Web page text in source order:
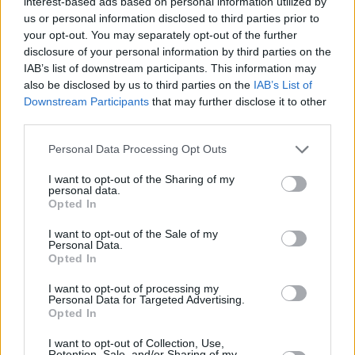
us or personal information disclosed to third parties prior to
your opt-out. You may separately opt-out of the further
disclosure of your personal information by third parties on the
IAB’s list of downstream participants. This information may
also be disclosed by us to third parties on the IAB’s List of
Downstream Participants that may further disclose it to other
Please note that this website/app uses one or more Google
not limited to your visit or usage behaviour. You may click to
grant or deny consent to Google and its third-party tags to
use your data for below specified purposes in below Google
consent section.
Personal Data Processing Opt Outs
I want to opt-out of the Sharing of my
personal data.
Opted In
I want to opt-out of the Sale of my
Personal Data.
Opted In
I want to opt-out of processing my
Personal Data for Targeted Advertising.
Opted In
I want to opt-out of Collection, Use,
Terminar en tercer lugar en la temporada regular (24-14) no
parecía tarea fácil, pero por algo los blancos son los ‘reyes’
de esta competición. Con 11 títulos a sus espaldas y dejando
su nombre plasmado en lo alto del baloncesto europeo
desde la década de los 60, al Real Madrid tienes que matarlo
varias veces para que no compita por el título.
Infinitos cambios y lesiones inoportunas